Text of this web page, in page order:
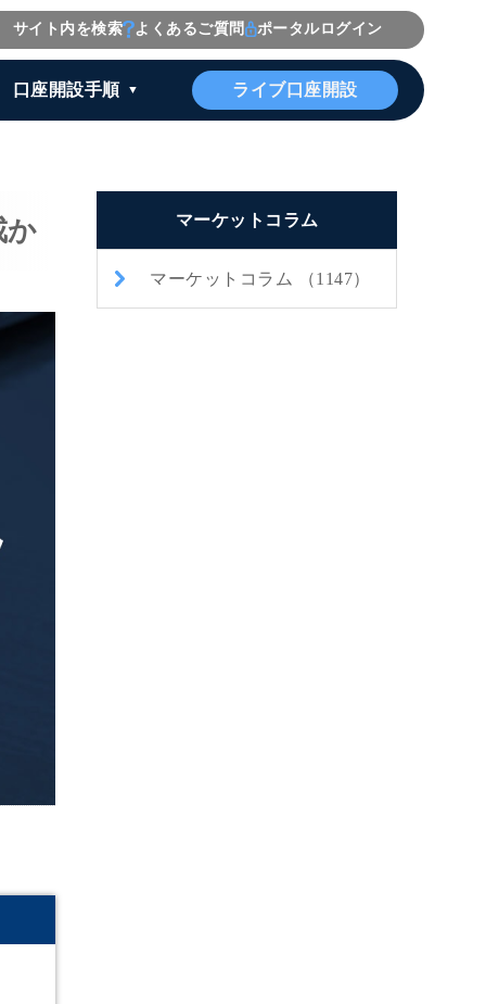
サイト内を検索 よくあるご質問 ポータルログイン
口座開設手順 ライブ口座開設
か マーケットコラム
マーケットコラム （1147）